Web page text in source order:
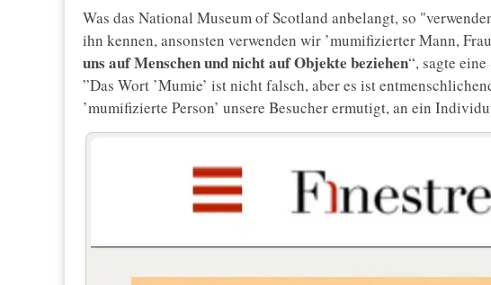
Was das National Museum of Scotland anbelangt, so
ihn kennen, ansonsten verwenden wir ’mumifizierter Mann,
uns auf Menschen und nicht auf Objekte beziehen“, sagte
”Das Wort ’Mumie’ ist nicht falsch, aber es ist
’mumifizierte Person’ unsere Besucher ermutigt, an ein